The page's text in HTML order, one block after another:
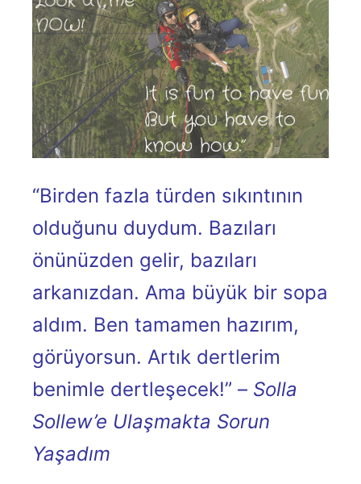
“Birden fazla türden sıkıntının
olduğunu duydum. Bazıları
önünüzden gelir, bazıları
arkanızdan. Ama büyük bir sopa
aldım. Ben tamamen hazırım,
görüyorsun. Artık dertlerim
benimle dertleşecek!” – Solla
Sollew’e Ulaşmakta Sorun
Yaşadım